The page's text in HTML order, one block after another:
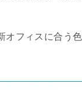
オフィスに合う